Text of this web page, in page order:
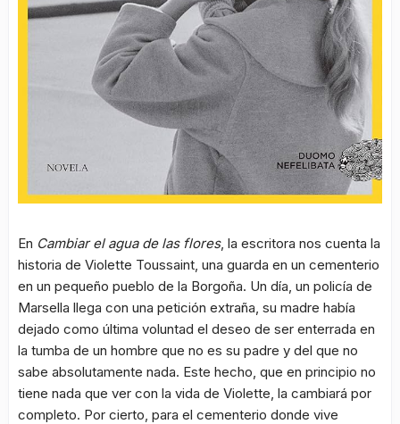
En Cambiar el agua de las flores, la escritora nos cuenta la
historia de Violette Toussaint, una guarda en un cementerio
en un pequeño pueblo de la Borgoña. Un día, un policía de
Marsella llega con una petición extraña, su madre había
dejado como última voluntad el deseo de ser enterrada en
la tumba de un hombre que no es su padre y del que no
sabe absolutamente nada. Este hecho, que en principio no
tiene nada que ver con la vida de Violette, la cambiará por
completo. Por cierto, para el cementerio donde vive